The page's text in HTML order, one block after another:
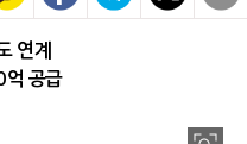
연계
억 공급